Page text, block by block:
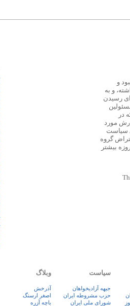
کمبود و
و به
رسیدن
در
مورد
سیاست
گروه
بیشتر
سیاست
جبهه آزادیخواهان
حزب مشروطه ایران
شورای ملی ایران
وبلاگ
آذرخش
اصغر ارسنگ
باچه آزره